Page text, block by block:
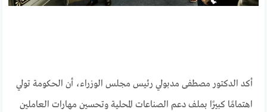
أكد الدكتور مصطفى مدبولي رئيس مجلس الوزراء، أن الحكومة تولي
اهتمامًا كبيرًا بملف دعم الصناعات المحلية وتحسين مهارات العاملين